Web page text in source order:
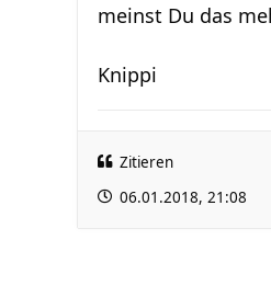
meinst Du das
Knippi
Zitieren
06.01.2018, 21:08